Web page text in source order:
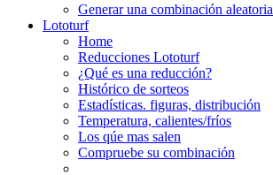
Generar una combinación aleatoria
Lototurf
Home
Reducciones Lototurf
¿Qué es una reducción?
Histórico de sorteos
Estadísticas. figuras, distribución
Temperatura, calientes/fríos
Los qúe mas salen
Compruebe su combinación